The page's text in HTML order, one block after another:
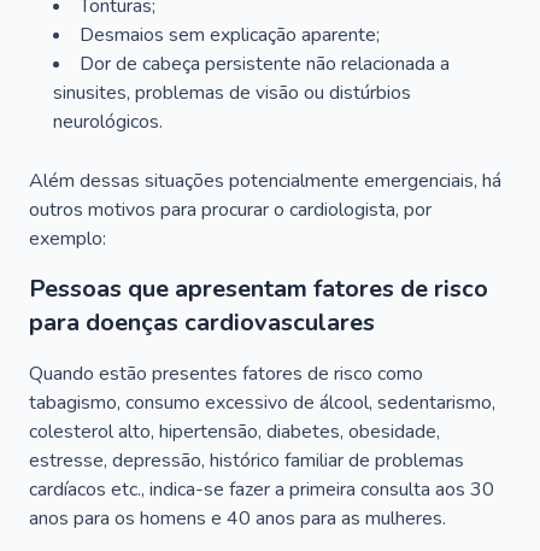
Tonturas;
Desmaios sem explicação aparente;
Dor de cabeça persistente não relacionada a
sinusites, problemas de visão ou distúrbios
neurológicos.
Além dessas situações potencialmente emergenciais, há
outros motivos para procurar o cardiologista, por
exemplo:
Pessoas que apresentam fatores de risco
para doenças cardiovasculares
Quando estão presentes fatores de risco como
tabagismo, consumo excessivo de álcool, sedentarismo,
colesterol alto, hipertensão, diabetes, obesidade,
estresse, depressão, histórico familiar de problemas
cardíacos etc., indica-se fazer a primeira consulta aos 30
anos para os homens e 40 anos para as mulheres.